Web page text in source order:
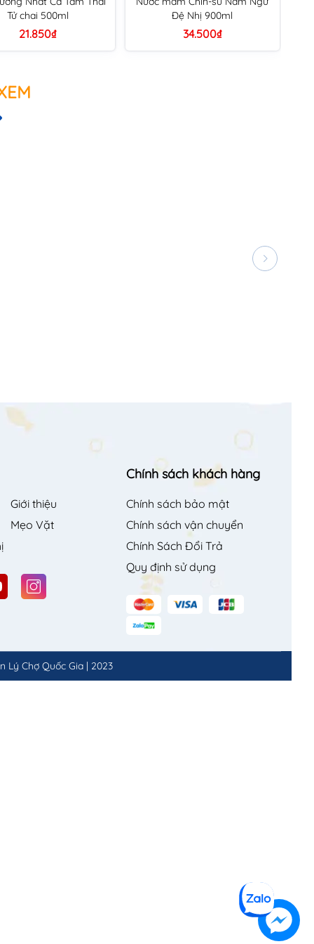
Tử chai 500ml
21.850₫
Đệ Nhị 900ml
34.500₫
Giới thiệu
Mẹo Vặt
Chính sách khách hàng
Chính sách bảo mật
Chính sách vận chuyển
Chính Sách Đổi Trả
Quy định sử dụng
Lý Chợ Quốc Gia | 2023